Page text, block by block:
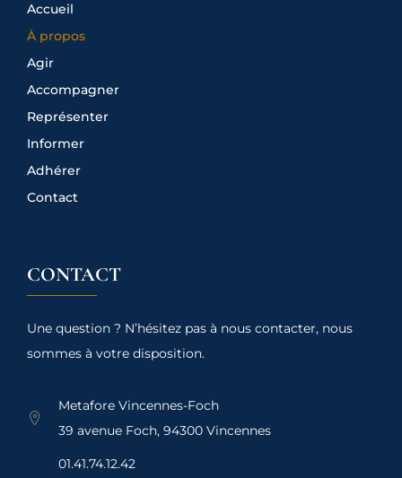
Accueil
À propos
Agir
Accompagner
Représenter
Informer
Adhérer
Contact
CONTACT
Une question ? N’hésitez pas à nous contacter, nous
sommes à votre disposition.
Metafore Vincennes-Foch
39 avenue Foch, 94300 Vincennes
01.41.74.12.42